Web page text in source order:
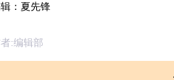
：夏先锋
:编辑部